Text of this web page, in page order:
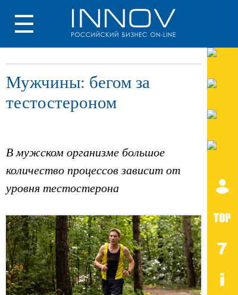
Мужчины: бегом за
тестостероном
В мужском организме большое
количество процессов зависит от
уровня тестостерона